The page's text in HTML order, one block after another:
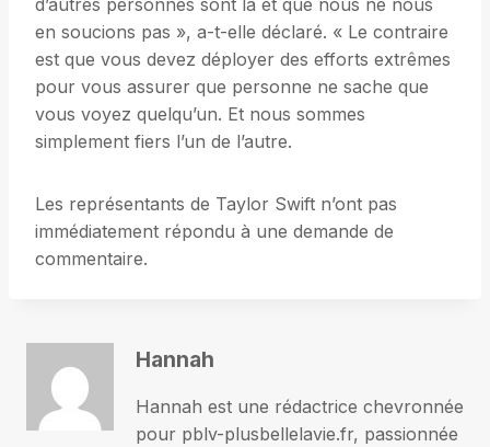
d’autres personnes sont là et que nous ne nous
en soucions pas », a-t-elle déclaré. « Le contraire
est que vous devez déployer des efforts extrêmes
pour vous assurer que personne ne sache que
vous voyez quelqu’un. Et nous sommes
simplement fiers l’un de l’autre.
Les représentants de Taylor Swift n’ont pas
immédiatement répondu à une demande de
commentaire.
Hannah
Hannah est une rédactrice chevronnée
pour pblv-plusbellelavie.fr, passionnée